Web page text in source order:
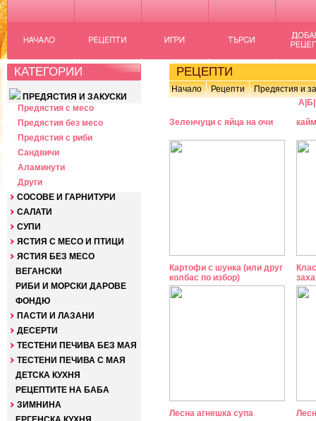
КАТЕГОРИИ
ПРЕДЯСТИЯ И ЗАКУСКИ
Предястия с месо
Предястия без месо
Предястия с риби
Сандвичи
Аламинути
Други
СОСОВЕ И ГАРНИТУРИ
САЛАТИ
СУПИ
ЯСТИЯ С МЕСО И ПТИЦИ
ЯСТИЯ БЕЗ МЕСО
ВЕГАНСКИ
РИБИ И МОРСКИ ДАРОВЕ
ФОНДЮ
ПАСТИ И ЛАЗАНИ
ДЕСЕРТИ
ТЕСТЕНИ ПЕЧИВА БЕЗ МАЯ
ТЕСТЕНИ ПЕЧИВА С МАЯ
ДЕТСКА КУХНЯ
РЕЦЕПТИТЕ НА БАБА
ЗИМНИНА
РЕЦЕПТИ
Начало Рецепти
Предястия и
А Б
Зеленчуци с яйца на очи
Картофи с шунка (или друг
колбас по избор)
Лесна агнешка супа